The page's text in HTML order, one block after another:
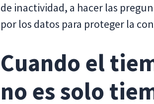
de inactividad, a hacer las
por los datos para proteger la
Cuando el
no es solo